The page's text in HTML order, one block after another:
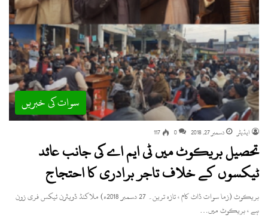
سوات کی خبریں
ایڈیٹر دسمبر 27, 2018 0
117
تحصیل بریکوٹ میں ٹی ایم اے کی جانب عائد
ٹیکسوں کے خلاف تاجر برادری کا احتجاج
بریکوٹ (زما سوات ڈاٹ کام ، تازہ ترین۔ 27 دسمبر 2018ء) ملاکنڈ ڈویثرن ٹیکس فری زون
ہے ، بریکوٹ میں…